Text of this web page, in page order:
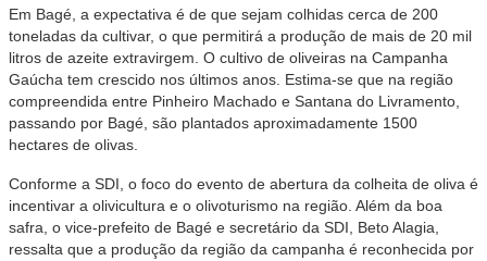
Em Bagé, a expectativa é de que sejam colhidas cerca de 200
toneladas da cultivar, o que permitirá a produção de mais de 20 mil
litros de azeite extravirgem. O cultivo de oliveiras na Campanha
Gaúcha tem crescido nos últimos anos. Estima-se que na região
compreendida entre Pinheiro Machado e Santana do Livramento,
passando por Bagé, são plantados aproximadamente 1500
hectares de olivas.
Conforme a SDI, o foco do evento de abertura da colheita de oliva é
incentivar a olivicultura e o olivoturismo na região. Além da boa
safra, o vice-prefeito de Bagé e secretário da SDI, Beto Alagia,
ressalta que a produção da região da campanha é reconhecida por